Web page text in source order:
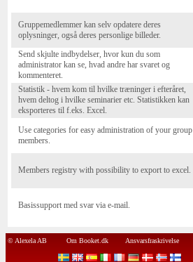
Gruppemedlemmer kan selv opdatere deres
oplysninger, også deres personlige billeder.
Send skjulte indbydelser, hvor kun du som
administrator kan se, hvad andre har svaret og
kommenteret.
Statistik - hvem kom til hvilke træninger i efteråret,
hvem deltog i hvilke seminarier etc. Statistikken kan
eksporteres til f.eks. Excel.
Use categories for easy administration of your group
members.
Members registry with possibility to export to excel.
Basissupport med svar via e-mail.
© Alexela AB Om Booket.dk Ansvarsfraskrivelse